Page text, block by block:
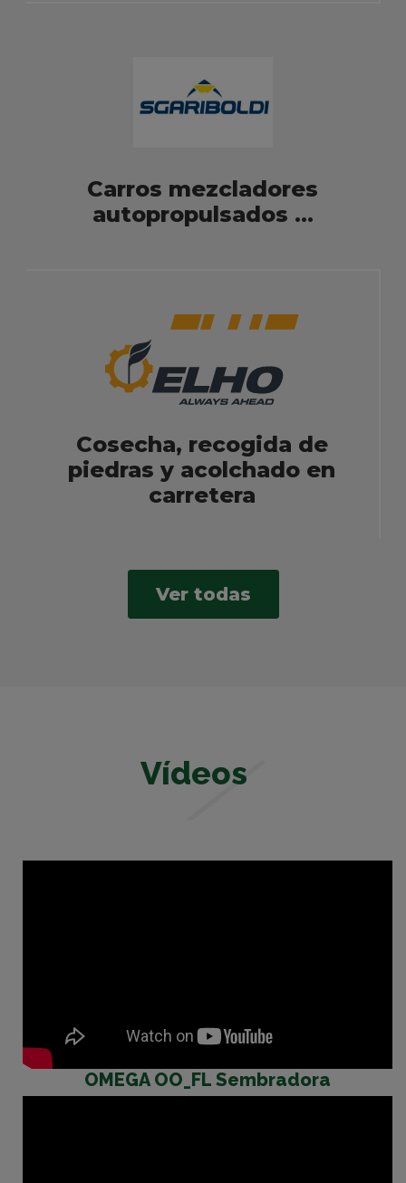
Carros mezcladores
autopropulsados ...
Cosecha, recogida de
piedras y acolchado en
carretera
Ver todas
Vídeos
OMEGA OO_FL Sembradora